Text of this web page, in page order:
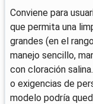
Conviene para
que permita una
grandes (en el
manejo sencillo,
con cloración
o exigencias de
modelo podría